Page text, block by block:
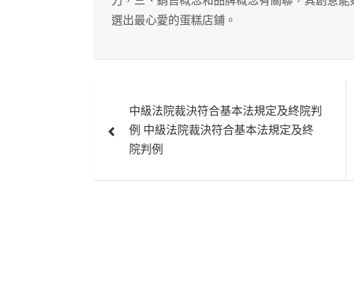
選出最心愛的蛋糕店鋪。
章
覽
中級法院裁決符合基本法規定及終院判
例 中級法院裁決符合基本法規定及終
院判例